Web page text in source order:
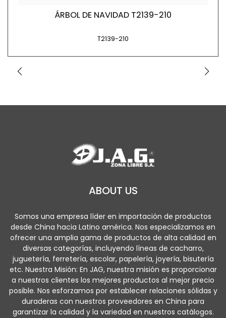
ÁRBOL DE NAVIDAD T2139-210
T2139-210
ABOUT US
Somos una empresa líder en importación de productos
desde China hacia Latino américa. Nos especializamos en
ofrecer una amplia gama de productos de alta calidad en
diversas categorías, incluyendo líneas de cacharro,
juguetería, ferretería, escolar, papelería, joyería, bisutería
etc. Nuestra Misión: En JAG, nuestra misión es proporcionar
a nuestros clientes los mejores productos al mejor precio
posible. Nos esforzamos por establecer relaciones sólidas y
duraderas con nuestros proveedores en China para
garantizar la calidad y la variedad en nuestros catálogos.